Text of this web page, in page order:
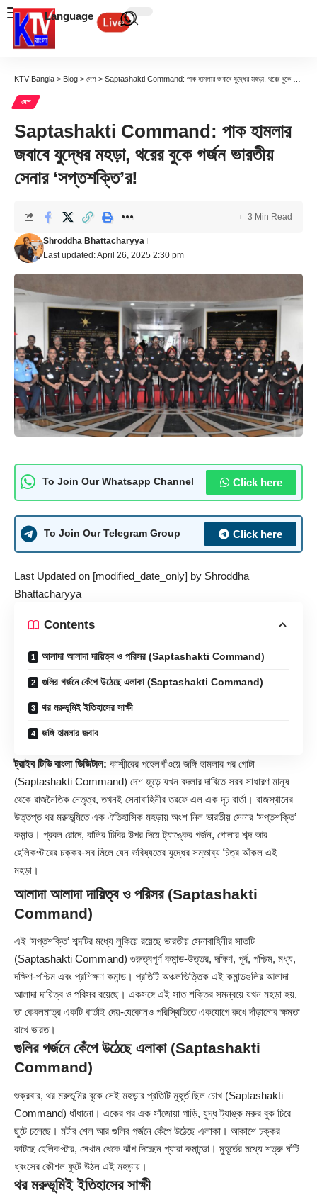
Language
KTV Bangla > Blog > দেশ > Saptashakti Command: পাক হামলার জবাবে যুদ্ধের মহড়া, থরের বুকে গর্জন ভারতীয় সেনার ‘সপ্তশক্তি’র!
দেশ
Saptashakti Command: পাক হামলার
জবাবে যুদ্ধের মহড়া, থরের বুকে গর্জন ভারতীয়
সেনার ‘সপ্তশক্তি’র!
Last updated: April 26, 2025 2:30 pm
Shroddha Bhattacharyya
3 Min Read
To Join Our Whatsapp Channel Click here
To Join Our Telegram Group Click here
Last Updated on [modified_date_only] by Shroddha
Bhattacharyya
Contents
আলাদা আলাদা দায়িত্ব ও পরিসর (Saptashakti Command)
গুলির গর্জনে কেঁপে উঠেছে এলাকা (Saptashakti Command)
থর মরুভূমিই ইতিহাসের সাক্ষী
জঙ্গি হামলার জবাব
ট্রাইব টিভি বাংলা ডিজিটাল: কাশ্মীরের পহেলগাঁওয়ে জঙ্গি হামলার পর গোটা
(Saptashakti Command) দেশ জুড়ে যখন বদলার দাবিতে সরব সাধারণ মানুষ
থেকে রাজনৈতিক নেতৃত্ব, তখনই সেনাবাহিনীর তরফে এল এক দৃঢ় বার্তা। রাজস্থানের
উত্তপ্ত থর মরুভূমিতে এক ঐতিহাসিক মহড়ায় অংশ নিল ভারতীয় সেনার ‘সপ্তশক্তি’
কমান্ড। প্রবল রোদে, বালির ঢিবির উপর দিয়ে ট্যাঙ্কের গর্জন, গোলার শব্দ আর
হেলিকপ্টারের চক্কর-সব মিলে যেন ভবিষ্যতের যুদ্ধের সম্ভাব্য চিত্র আঁকল এই
মহড়া।
আলাদা আলাদা দায়িত্ব ও পরিসর (Saptashakti
Command)
এই ‘সপ্তশক্তি’ শব্দটির মধ্যে লুকিয়ে রয়েছে ভারতীয় সেনাবাহিনীর সাতটি
(Saptashakti Command) গুরুত্বপূর্ণ কমান্ড-উত্তর, দক্ষিণ, পূর্ব, পশ্চিম, মধ্য,
দক্ষিণ-পশ্চিম এবং প্রশিক্ষণ কমান্ড। প্রতিটি অঞ্চলভিত্তিক এই কমান্ডগুলির আলাদা
আলাদা দায়িত্ব ও পরিসর রয়েছে। একসঙ্গে এই সাত শক্তির সমন্বয়ে যখন মহড়া হয়,
তা কেবলমাত্র একটি বার্তাই দেয়-যেকোনও পরিস্থিতিতে একযোগে রুখে দাঁড়ানোর ক্ষমতা
রাখে ভারত।
গুলির গর্জনে কেঁপে উঠেছে এলাকা (Saptashakti
Command)
শুক্রবার, থর মরুভূমির বুকে সেই মহড়ার প্রতিটি মুহূর্ত ছিল চোখ (Saptashakti
Command) ধাঁধানো। একের পর এক সাঁজোয়া গাড়ি, যুদ্ধ ট্যাঙ্ক মরুর বুক চিরে
ছুটে চলেছে। মর্টার শেল আর গুলির গর্জনে কেঁপে উঠেছে এলাকা। আকাশে চক্কর
কাটছে হেলিকপ্টার, সেখান থেকে ঝাঁপ দিচ্ছেন প্যারা কমান্ডো। মুহূর্তের মধ্যে শত্রু ঘাঁটি
ধ্বংসের কৌশল ফুটে উঠল এই মহড়ায়।
থর মরুভূমিই ইতিহাসের সাক্ষী